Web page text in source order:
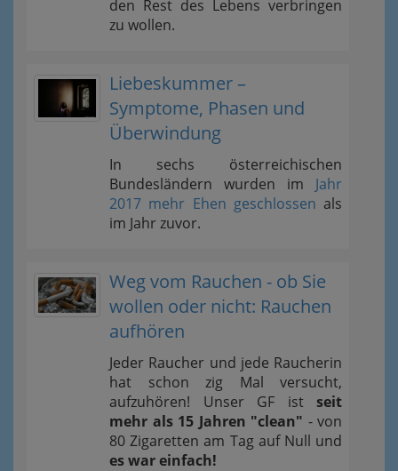
den Rest des Lebens verbringen
zu wollen.
Liebeskummer –
Symptome, Phasen und
Überwindung
In sechs österreichischen
Bundesländern wurden im Jahr
2017 mehr Ehen geschlossen als
im Jahr zuvor.
Weg vom Rauchen - ob Sie
wollen oder nicht: Rauchen
aufhören
Jeder Raucher und jede Raucherin
hat schon zig Mal versucht,
aufzuhören! Unser GF ist seit
mehr als 15 Jahren "clean" - von
80 Zigaretten am Tag auf Null und
es war einfach!